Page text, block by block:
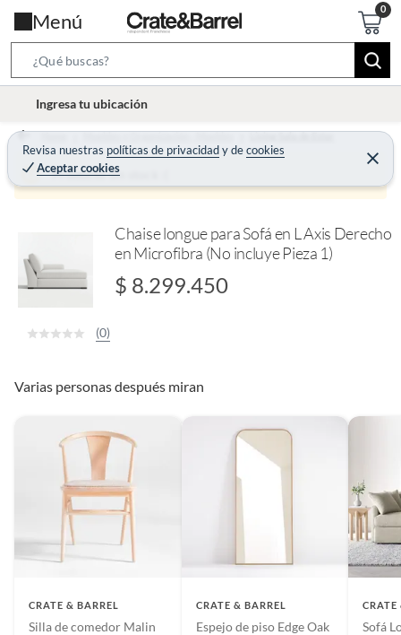
Menú
e
r
c
B
r
t
Ingresa tu ubicación
Revisa nuestras políticas de privacidadydecookies
Aceptar cookies
C
e
r
Home Muebles y Organización - Muebles Living Sala de Estar
Producto sin stock :(
Chaise longue para Sofá en L Axis Derecho
en Microfibra (No incluye Pieza 1)
$ 8.299.450
(0)
Varias personas después miran
CRATE & BARREL
Silla de comedor Malin
CRATE & BARREL
Espejo de piso Edge Oak
CRATE
Sofá